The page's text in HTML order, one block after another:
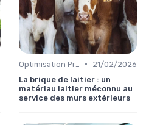
•
21/02/2026
La brique de laitier : un
matériau laitier méconnu au
service des murs extérieurs